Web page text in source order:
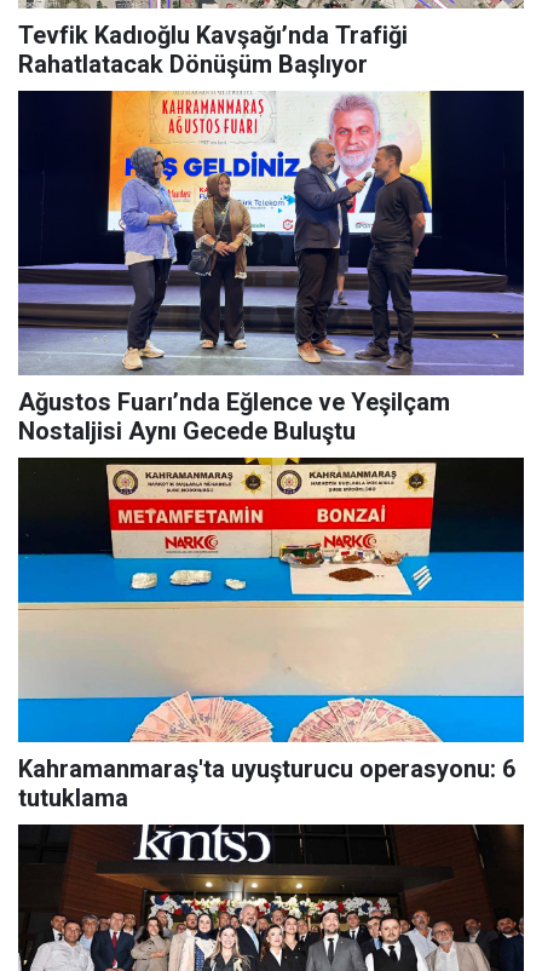
Tevfik Kadıoğlu Kavşağı’nda Trafiği
Rahatlatacak Dönüşüm Başlıyor
Ağustos Fuarı’nda Eğlence ve Yeşilçam
Nostaljisi Aynı Gecede Buluştu
Kahramanmaraş'ta uyuşturucu operasyonu: 6
tutuklama